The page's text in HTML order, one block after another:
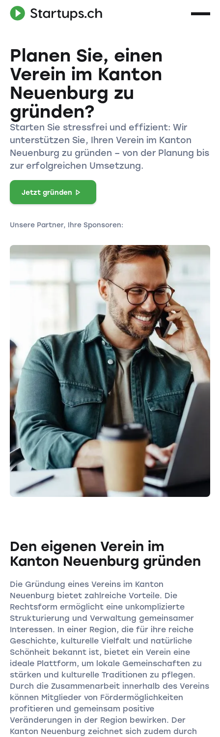
Planen Sie, einen
Verein im Kanton
Neuenburg zu
gründen?
Starten Sie stressfrei und effizient: Wir
unterstützen Sie, Ihren Verein im Kanton
Neuenburg zu gründen – von der Planung bis
zur erfolgreichen Umsetzung.
Jetzt gründen
Unsere Partner, Ihre Sponsoren:
Den eigenen Verein im
Kanton Neuenburg gründen
Die Gründung eines Vereins im Kanton
Neuenburg bietet zahlreiche Vorteile. Die
Rechtsform ermöglicht eine unkomplizierte
Strukturierung und Verwaltung gemeinsamer
Interessen. In einer Region, die für ihre reiche
Geschichte, kulturelle Vielfalt und natürliche
Schönheit bekannt ist, bietet ein Verein eine
ideale Plattform, um lokale Gemeinschaften zu
stärken und kulturelle Traditionen zu pflegen.
Durch die Zusammenarbeit innerhalb des Vereins
können Mitglieder von Fördermöglichkeiten
profitieren und gemeinsam positive
Veränderungen in der Region bewirken. Der
Kanton Neuenburg zeichnet sich zudem durch